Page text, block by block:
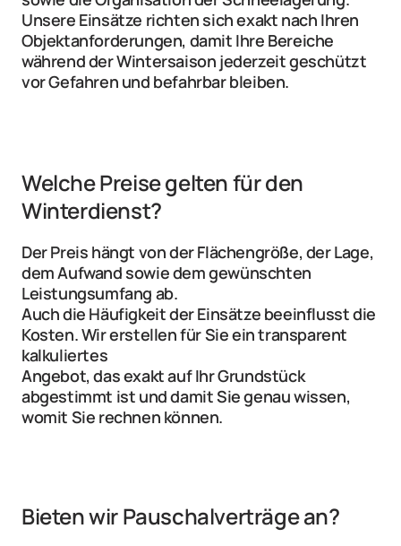
Unsere Einsätze richten sich exakt nach Ihren
Objektanforderungen, damit Ihre Bereiche
während der Wintersaison jederzeit geschützt
vor Gefahren und befahrbar bleiben.
Welche Preise gelten für den
Winterdienst?
Der Preis hängt von der Flächengröße, der Lage,
dem Aufwand sowie dem gewünschten
Leistungsumfang ab.
Auch die Häufigkeit der Einsätze beeinflusst die
Kosten. Wir erstellen für Sie ein transparent
kalkuliertes
Angebot, das exakt auf Ihr Grundstück
abgestimmt ist und damit Sie genau wissen,
womit Sie rechnen können.
Bieten wir Pauschalverträge an?